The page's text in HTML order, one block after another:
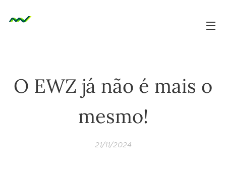
O EWZ já não é mais o
mesmo!
21/11/2024